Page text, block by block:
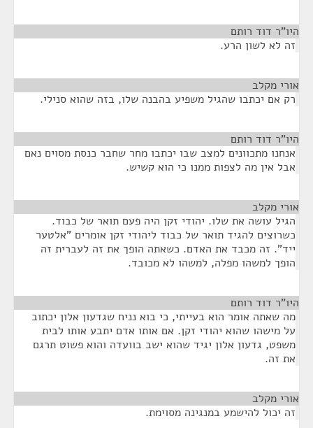
היו"ר דוד רותם
זה לא לשון הרע.
אורי מקלב
רק אם יכתבו שהגיל משפיע בהבנה שלו, בזה שהוא סנילי.
היו"ר דוד רותם
אנחנו מתכוונים למצב שבו יכתבו מחר שחבר כנסת מסוים נאם
אבל אין מה לצפות ממנו כי הוא קשיש.
אורי מקלב
הגיל עושה את שלו. יהודי זקן היה פעם תואר של כבוד.
כשרוצים להגיד תואר של כבוד ליהודי זקן אומרים "אלטער
ייד". זה מכבד את האדם. כשאתה הופך את זה לעברית זה
הופך למשהו מפלה, למשהו לא מכובד.
היו"ר דוד רותם
מה שאתה אומר הוא בעייתי, כי בוא נניח שגדעון אלון יכתוב
על מישהו שהוא יהודי זקן. אם אותו אדם יתבע אותו לבית
משפט, גדעון אלון יגיד שהוא ישב בוועדה והוא פשוט תרגם
את זה.
אורי מקלב
זה יכול להישמע במנגינה מסוימת.